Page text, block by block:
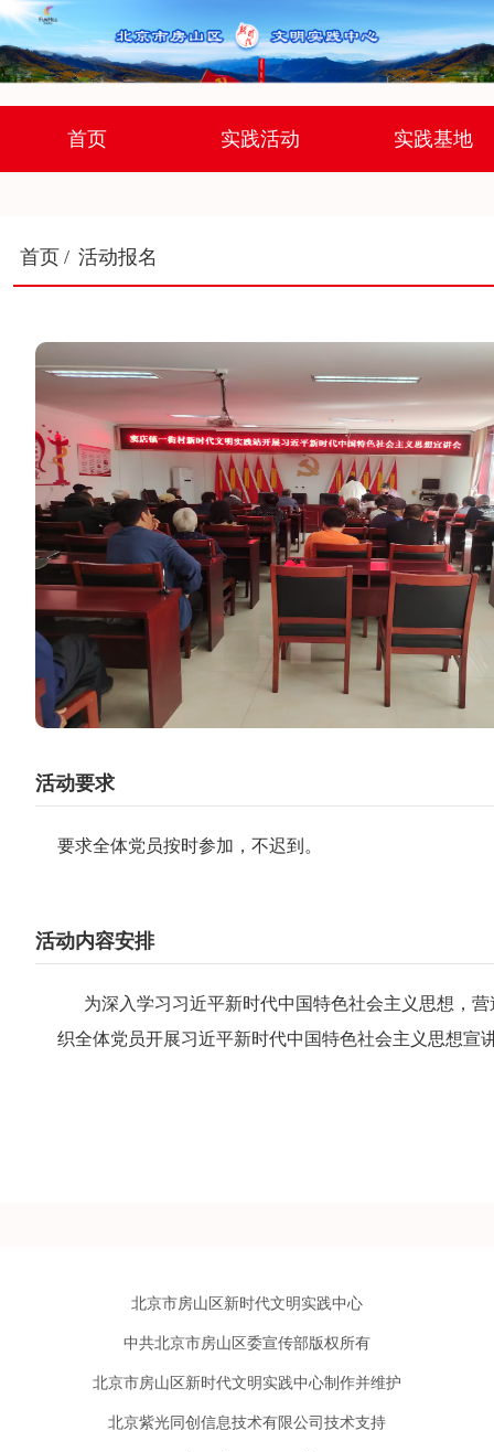
首页 实践活动 实践基地
首页 / 活动报名
活动要求
要求全体党员按时参加，不迟到。
活动内容安排
为深入学习习近平新时代中国特色社会主义思想，营
织全体党员开展习近平新时代中国特色社会主义思想宣
北京市房山区新时代文明实践中心
中共北京市房山区委宣传部版权所有
北京市房山区新时代文明实践中心制作并维护
北京紫光同创信息技术有限公司技术支持